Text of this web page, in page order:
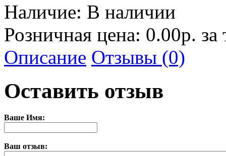
Наличие: В наличии
Розничная цена: 0.00р.
Описание Отзывы (0)
Оставить отзыв
Ваше Имя:
Ваш отзыв: